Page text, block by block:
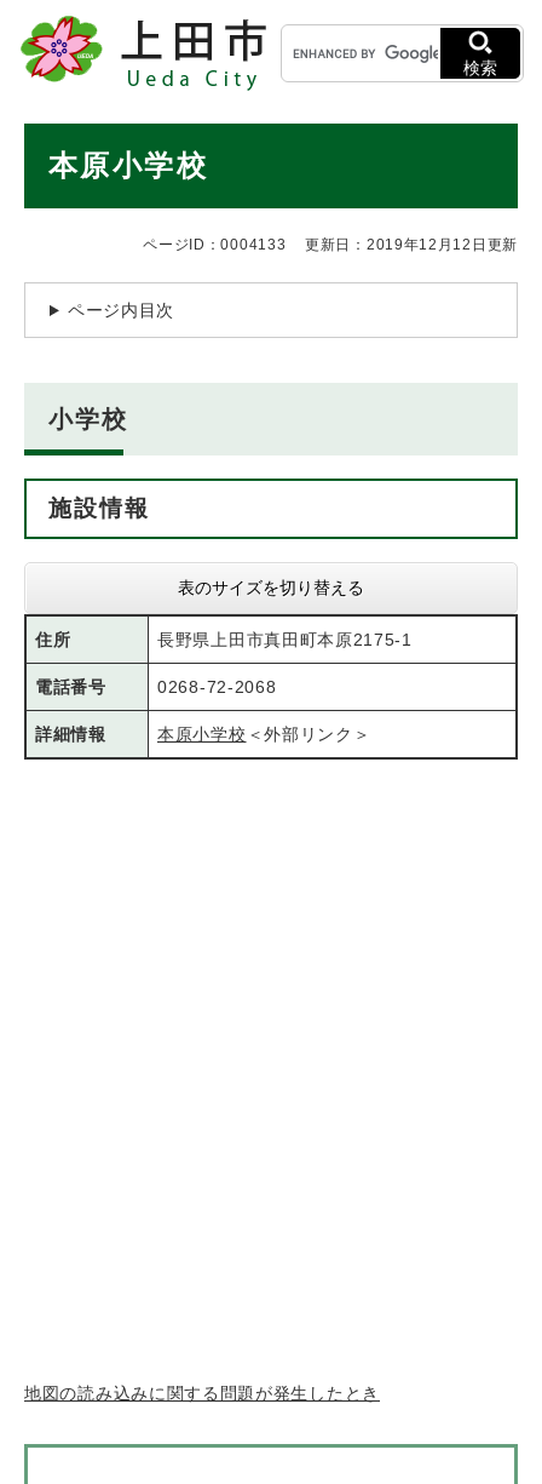
メニューを飛ばして本文へ
キ
ー
ワ
検索
本原小学校
ページID：0004133 更新日：2019年12月12日更新
ページ内目次
小学校
施設情報
表のサイズを切り替える
住所 長野県上田市真田町本原2175-1
電話番号 0268-72-2068
詳細情報 本原小学校 ＜外部リンク＞
地図の読み込みに関する問題が発生したとき